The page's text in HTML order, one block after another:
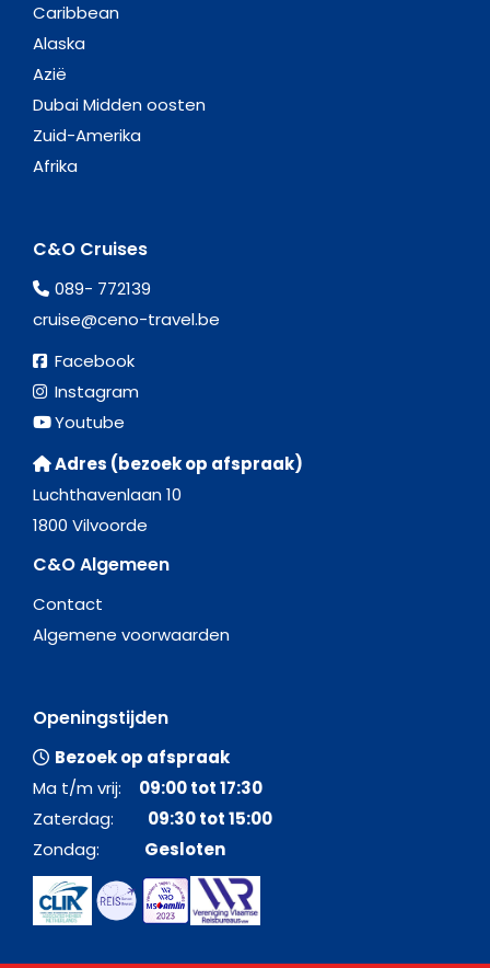
Caribbean
Alaska
Azië
Dubai Midden oosten
Zuid-Amerika
Afrika
C&O Cruises
089- 772139
cruise@ceno-travel.be
Facebook
Instagram
Youtube
Adres (bezoek op afspraak)
Luchthavenlaan 10
1800 Vilvoorde
C&O Algemeen
Contact
Algemene voorwaarden
Openingstijden
Bezoek op afspraak
Ma t/m vrij: 09:00 tot 17:30
Zaterdag: 09:30 tot 15:00
Zondag: Gesloten